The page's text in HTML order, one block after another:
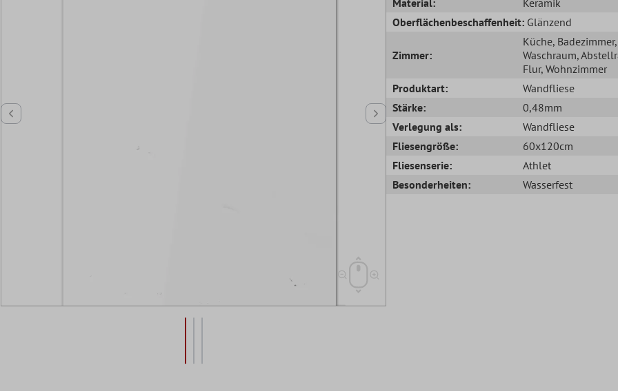
Oberflächenbeschaffenheit: Glänzend
Zimmer:
Küche, Badezimmer,
Waschraum,
Flur, Wohnzimmer
Produktart:
Wandfliese
Stärke:
0,48mm
Verlegung als:
Wandfliese
Fliesengröße:
60x120cm
Fliesenserie:
Athlet
Besonderheiten:
Wasserfest